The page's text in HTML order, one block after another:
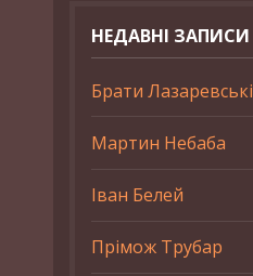
НЕДАВНІ ЗАПИСИ
Брати Лазаревські
Мартин Небаба
Іван Белей
Прімож Трубар